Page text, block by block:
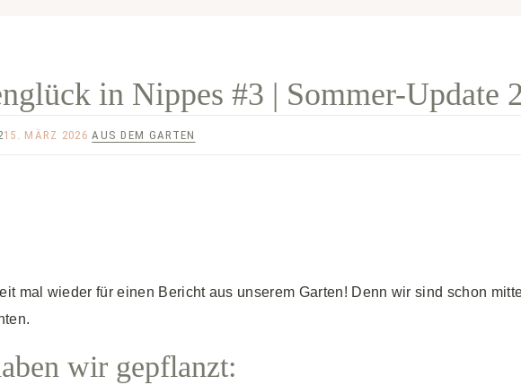
in Nippes #3 | Sommer-Update
15. MÄRZ 2026 AUS DEM GARTEN
mal wieder für einen Bericht aus unserem Garten! Denn wir sind schon
wir gepflanzt: